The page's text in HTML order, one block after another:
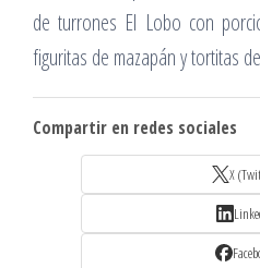
de turrones El Lobo con
figuritas de mazapán y tortitas
Compartir en redes sociales
X